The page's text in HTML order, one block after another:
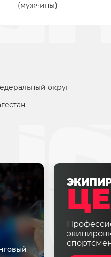
(мужчины)
округ